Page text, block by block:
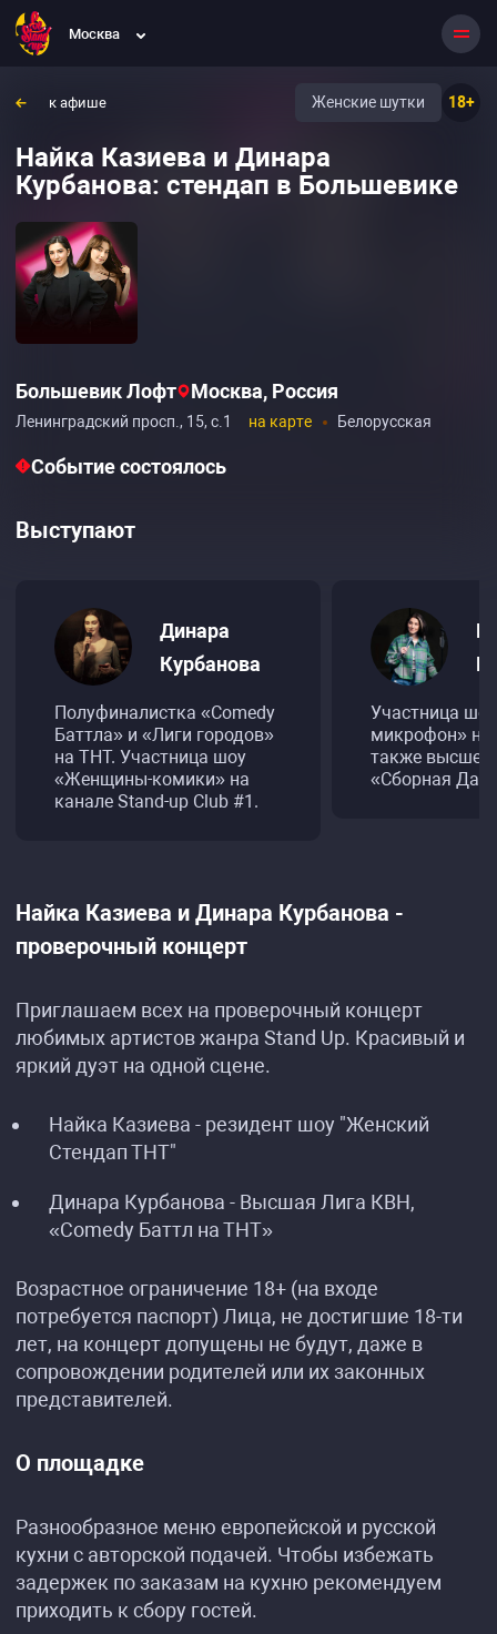
Москва
к афише 18+
Женские шутки
Найка Казиева и Динара
Курбанова: стендап в Большевике
Большевик Лофт Москва, Россия
Ленинградский просп., 15, с.1 на карте Белорусская
Событие состоялось
Выступают
Динара
Курбанова
Полуфиналистка «Comedy
Баттла» и «Лиги городов»
на ТНТ. Участница шоу
«Женщины-комики» на
канале Stand-up Club #1.
Участница
микрофон» на
также высшей
«Сборная
Найка Казиева и Динара Курбанова -
проверочный концерт
Приглашаем всех на проверочный концерт
любимых артистов жанра Stand Up. Красивый и
яркий дуэт на одной сцене.
Найка Казиева - резидент шоу "Женский
Стендап ТНТ"
Динара Курбанова - Высшая Лига КВН,
«Comedy Баттл на ТНТ»
Возрастное ограничение 18+ (на входе
потребуется паспорт) Лица, не достигшие 18-ти
лет, на концерт допущены не будут, даже в
сопровождении родителей или их законных
представителей.
О площадке
Разнообразное меню европейской и русской
кухни с авторской подачей. Чтобы избежать
задержек по заказам на кухню рекомендуем
приходить к сбору гостей.